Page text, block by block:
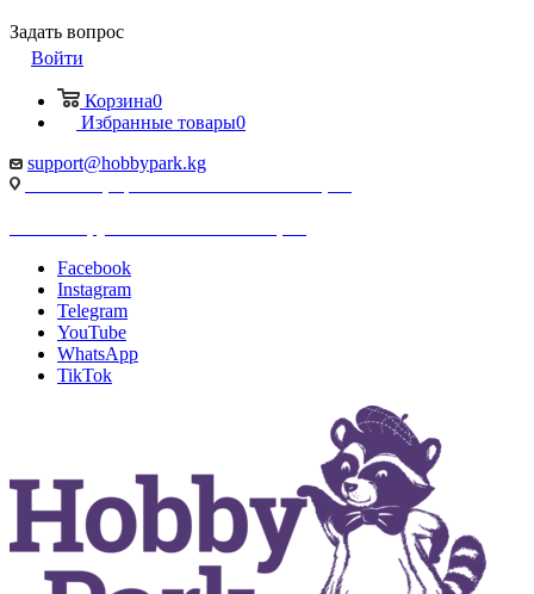
Задать вопрос
Войти
Корзина0
Избранные товары0
support@hobbypark.kg
Facebook
Instagram
Telegram
YouTube
WhatsApp
TikTok